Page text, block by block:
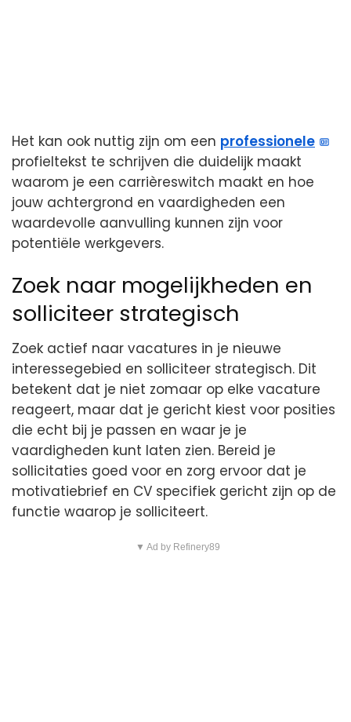
Het kan ook nuttig zijn om een professionele
profieltekst te schrijven die duidelijk maakt
waarom je een carrièreswitch maakt en hoe
jouw achtergrond en vaardigheden een
waardevolle aanvulling kunnen zijn voor
potentiële werkgevers.
Zoek naar mogelijkheden en
solliciteer strategisch
Zoek actief naar vacatures in je nieuwe
interessegebied en solliciteer strategisch. Dit
betekent dat je niet zomaar op elke vacature
reageert, maar dat je gericht kiest voor posities
die echt bij je passen en waar je je
vaardigheden kunt laten zien. Bereid je
sollicitaties goed voor en zorg ervoor dat je
motivatiebrief en CV specifiek gericht zijn op de
functie waarop je solliciteert.
▼ Ad by Refinery89